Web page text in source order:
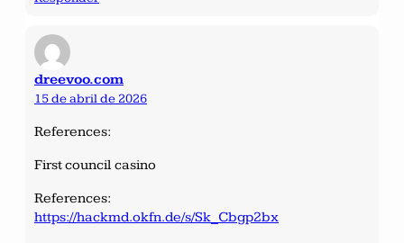
dreevoo.com
15 de abril de 2026
References:
First council casino
References:
https://hackmd.okfn.de/s/Sk_Cbgp2bx